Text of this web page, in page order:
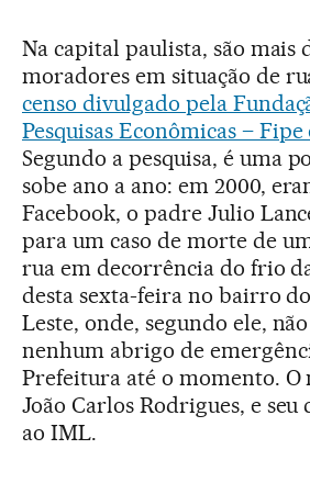
Na capital paulista, são mais
moradores em situação de
censo divulgado pela
Pesquisas Econômicas – Fipe
Segundo a pesquisa, é uma
sobe ano a ano: em 2000,
Facebook, o padre Julio
para um caso de morte de
rua em decorrência do frio
desta sexta-feira no bairro
Leste, onde, segundo ele,
nenhum abrigo de
Prefeitura até o momento. O
João Carlos Rodrigues, e
ao IML.